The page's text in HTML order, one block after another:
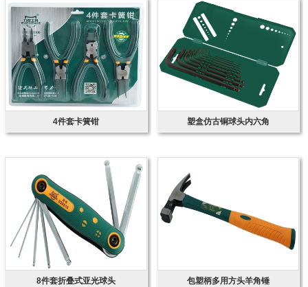
4件套卡簧钳 塑盒仿古铜球头内六角
8件套折叠式亚光球头 包塑柄多用方头羊角锤